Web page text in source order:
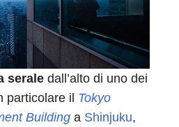
serale dall’alto di uno dei
particolare il Tokyo
Building a Shinjuku,